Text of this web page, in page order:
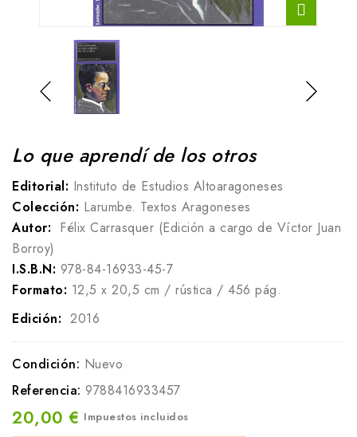
Lo que aprendí de los otros
Editorial: Instituto de Estudios Altoaragoneses
Colección: Larumbe. Textos Aragoneses
Autor: Félix Carrasquer (Edición a cargo de Víctor Juan
Borroy)
I.S.B.N: 978-84-16933-45-7
Formato: 12,5 x 20,5 cm / rústica / 456 pág.
Edición: 2016
Condición: Nuevo
Referencia: 9788416933457
20,00 € Impuestos incluidos